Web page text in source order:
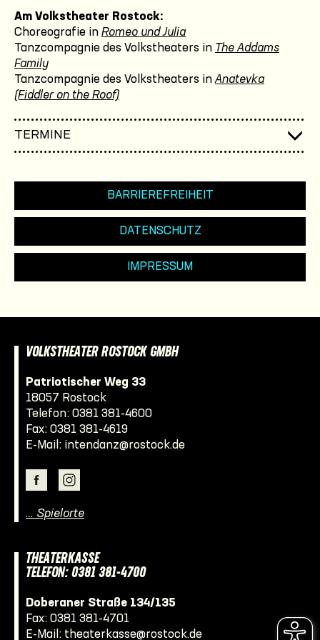
Am Volkstheater Rostock:
Choreografie in Romeo und Julia
Tanzcompagnie des Volkstheaters in The Addams
Family
Tanzcompagnie des Volkstheaters in Anatevka
(Fiddler on the Roof)
TERMINE
BARRIEREFREIHEIT
DATENSCHUTZ
IMPRESSUM
VOLKSTHEATER ROSTOCK GMBH
Patriotischer Weg 33
18057 Rostock
Telefon: 0381 381-4600
Fax: 0381 381-4619
E-Mail: intendanz@rostock.de
… Spielorte
THEATERKASSE
TELEFON: 0381 381-4700
Doberaner Straße 134/135
Fax: 0381 381-4701
E-Mail: theaterkasse@rostock.de